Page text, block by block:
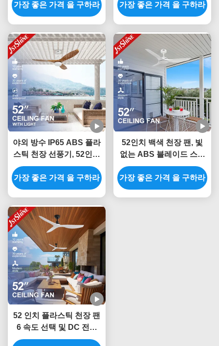
가장 좋은 가격 을 구하라
가장 좋은 가격 을 구하라
야외 방수 IP65 ABS 플라
스틱 천장 선풍기, 52인치
날개 및 리모컨 포함
가장 좋은 가격 을 구하라
52인치 백색 천장 팬, 빛
없는 ABS 블레이드 스마
트 APP 제어
가장 좋은 가격 을 구하라
52 인치 플라스틱 천장 팬
6 속도 선택 및 DC 전원
공급 장치에 대한 스마트